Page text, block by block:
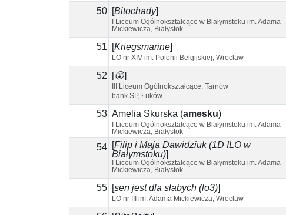
50 Bitochady]
I Liceum Ogólnokształcące w Białymstoku im. Adama
Mickiewicza, Białystok
51 Kriegsmarine
LO nr XIV im. Polonii Belgijskiej, Wrocław
52 😲
III Liceum Ogólnokształcące, Tarnów
bank SP, Łuków
53 Amelia Skurska (amesku)
I Liceum Ogólnokształcące w Białymstoku im. Adama
Mickiewicza, Białystok
54 [Filip i Maja Dawidziuk (1D ILO w
Białymstoku)]
I Liceum Ogólnokształcące w Białymstoku im. Adama
Mickiewicza, Białystok
55 sen jest dla słabych (lo3)
LO nr III im. Adama Mickiewicza, Wrocław